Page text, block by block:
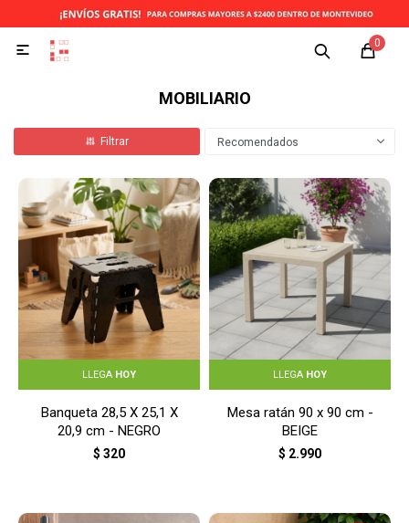
0

MOBILIARIO
Recomendados
LLEGA HOY
Banqueta 28,5 X 25,1 X
20,9 cm - NEGRO
$ 320
LLEGA HOY
Mesa ratán 90 x 90 cm -
BEIGE
$ 2.990